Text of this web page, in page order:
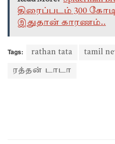
திரைப்படம் 300
இதுதான் காரணம்..
Tags: rathan tata tamil
ரத்தன் டாடா